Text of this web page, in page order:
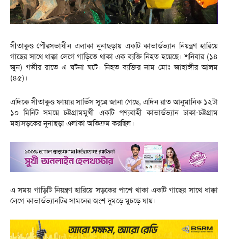
সীতাকুণ্ড পৌরসভাধীন এলাকা নুনাছড়ায় একটি কাভার্ডভ্যান নিয়ন্ত্রণ হারিয়ে
গাছের সাথে ধাক্কা লেগে গাড়িতে থাকা এক ব্যক্তি নিহত হয়েছে। শনিবার (১৪
জুন) গভীর রাতে এ ঘটনা ঘটে। নিহত ব্যক্তির নাম মোঃ জাহাঙ্গীর আলম
(৪৫)।
এদিকে সীতাকুণ্ড ফায়ার সার্ভিস সূত্রে জানা গেছে, এদিন রাত আনুমানিক ১২টা
১০ মিনিট সময়ে চট্টগ্রামমুখী একটি পণ্যবাহী কাভার্ডভ্যান ঢাকা-চট্টগ্রাম
মহাসড়কের নুনাছড়া এলাকা অতিক্রম করছিল।
এ সময় গাড়িটি নিয়ন্ত্রণ হারিয়ে সড়কের পাশে থাকা একটি গাছের সাথে ধাক্কা
লেগে কাভার্ডভ্যানটির সামনের অংশ দুমড়ে মুচড়ে যায়।